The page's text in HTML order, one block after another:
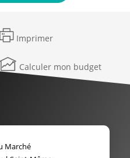
Imprimer
Calculer mon budget
Marché